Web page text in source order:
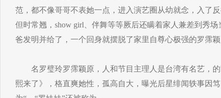
范，都不像哥哥不表她一点，进入演艺圈从幼就念，入了
但时常翘，show girl、伴舞等等厥后还瞒着家人兼差到秀
爸发明并给了，一个回身就摆脱了家里自尊心极强的罗霈
名罗璧玲罗霈颖原，人和节目主理人是台湾有名艺，的
熙来了》，格直爽她性，孤高自大，曝光后星绯闻轶事因